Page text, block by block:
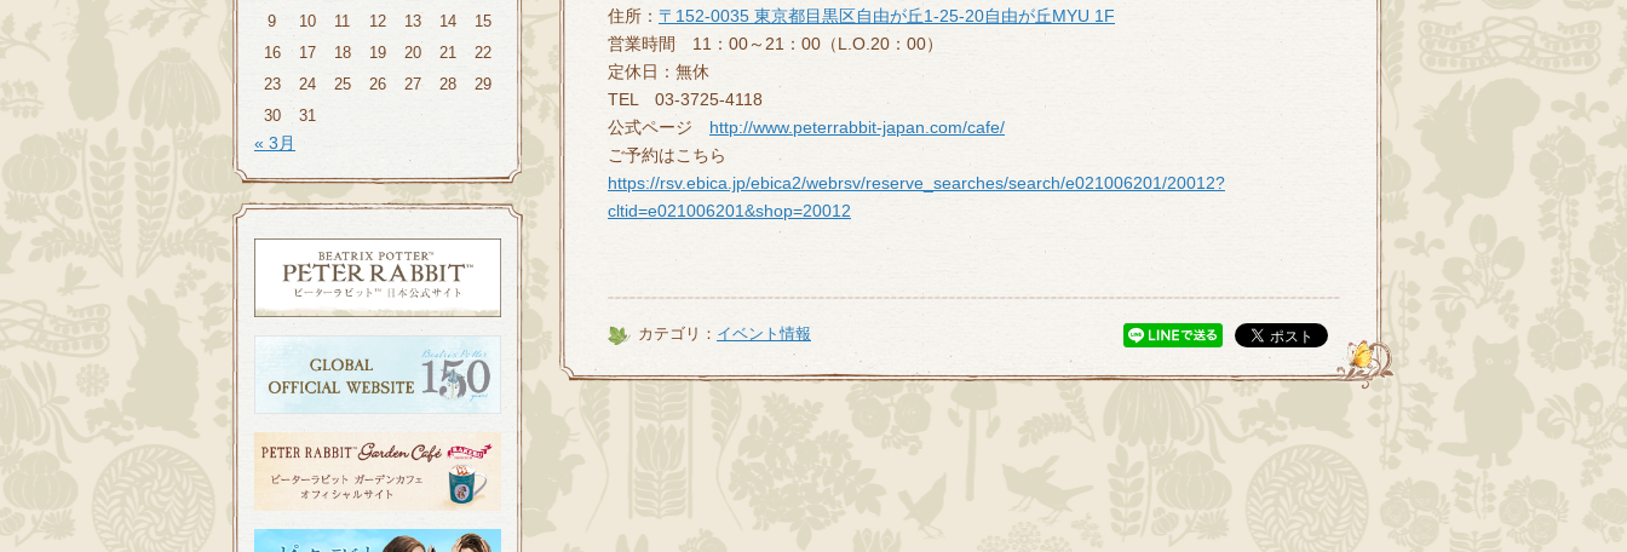
9
10 11 12 13 14
15
16
17 18 19 20 21
22
23
24 25 26 27 28
29
30
31
« 3月
住所： 〒152-0035 東京都目黒区自由が丘1-25-20自由が丘MYU 1F
営業時間 11：00～21：00（L.O.20：00）
定休日：無休
TEL 03-3725-4118
公式ページ http://www.peterrabbit-japan.com/cafe/
ご予約はこちら
https://rsv.ebica.jp/ebica2/webrsv/reserve_searches/search/e021006201/20012?
cltid=e021006201&shop=20012
カテゴリ： イベント情報